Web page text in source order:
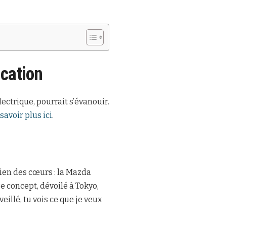
pourrait s’évanouir.
plus ici.
des cœurs : la Mazda
dévoilé à Tokyo,
tu vois ce que je veux